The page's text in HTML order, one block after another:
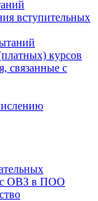
вступительных
курсов
связанные с
с ОВЗ в ПОО